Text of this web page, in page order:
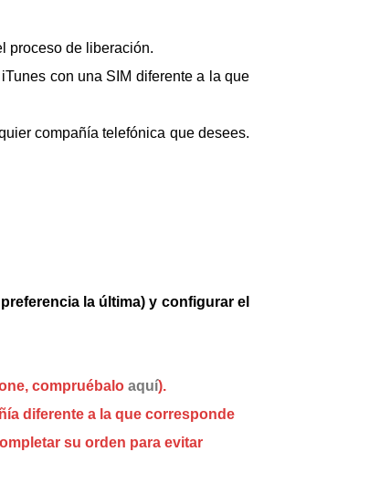
proceso de liberación.
con una SIM diferente a la que
compañía telefónica que desees.
la última) y configurar el
compruébalo aquí).
diferente a la que corresponde
su orden para evitar